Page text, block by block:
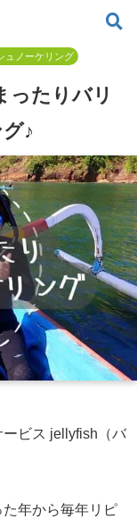
専門 ≫
ュノーケリング
ったりバリ
♪
ビス jellyfish（バ
年から毎年リピ